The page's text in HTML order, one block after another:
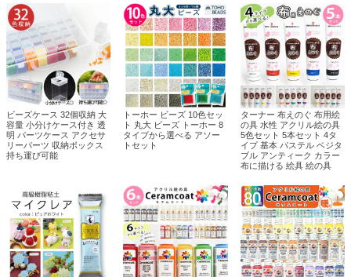
ビーズケース 32個収納 大
容量 小分けケース付き 透
明 パーツケース アクセサ
リーパーツ 収納ボックス
持ち運び可能
トーホー ビーズ 10色セッ
ト 丸大 ビーズ トーホー 8
タイプから選べる アソー
トセット
ターナー 布えのぐ 布用絵
の具 水性 アクリル絵の具
5色セット 5本セット 4タ
イプ 基本 パステル ベジタ
ブル アンティーク カラー
布に描ける 絵具 絵の具